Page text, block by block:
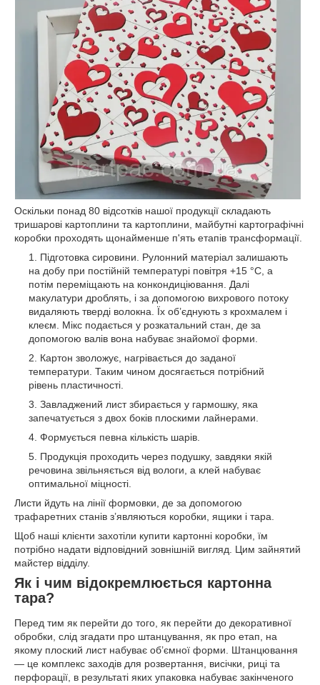
Оскільки понад 80 відсотків нашої продукції складають
тришарові картоплини та картоплини, майбутні картографічні
коробки проходять щонайменше п'ять етапів трансформації.
Підготовка сировини. Рулонний матеріал залишають
на добу при постійній температурі повітря +15 °С, а
потім переміщають на конкондиціювання. Далі
макулатури дроблять, і за допомогою вихрового потоку
видаляють тверді волокна. Їх об’єднують з крохмалем і
клеєм. Мікс подається у розкатальний стан, де за
допомогою валів вона набуває знайомої форми.
Картон зволожує, нагрівається до заданої
температури. Таким чином досягається потрібний
рівень пластичності.
Завладжений лист збирається у гармошку, яка
запечатується з двох боків плоскими лайнерами.
Формується певна кількість шарів.
Продукція проходить через подушку, завдяки якій
речовина звільняється від вологи, а клей набуває
оптимальної міцності.
Листи йдуть на лінії формовки, де за допомогою
трафаретних станів з’являються коробки, ящики і тара.
Щоб наші клієнти захотіли купити картонні коробки, їм
потрібно надати відповідний зовнішній вигляд. Цим зайнятий
майстер відділу.
Як і чим відокремлюється картонна
тара?
Перед тим як перейти до того, як перейти до декоративної
обробки, слід згадати про штанцування, як про етап, на
якому плоский лист набуває об’ємної форми. Штанцювання
— це комплекс заходів для розвертання, висічки, риці та
перфорації, в результаті яких упаковка набуває закінченого